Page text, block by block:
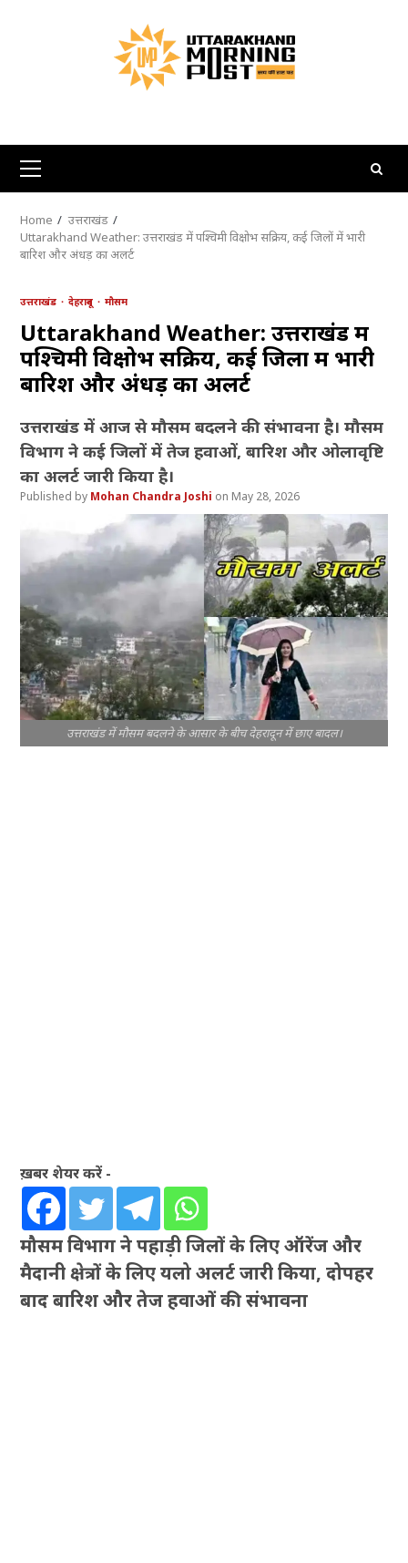
Primary
Menu
Home
उत्तराखंड
Uttarakhand Weather: उत्तराखंड में पश्चिमी विक्षोभ सक्रिय, कई जिलों में भारी
बारिश और अंधड़ का अलर्ट
उत्तराखंड देहरादून मौसम
Uttarakhand Weather: उत्तराखंड में
पश्चिमी विक्षोभ सक्रिय, कई जिलों में भारी
बारिश और अंधड़ का अलर्ट
उत्तराखंड में आज से मौसम बदलने की संभावना है। मौसम
विभाग ने कई जिलों में तेज हवाओं, बारिश और ओलावृष्टि
का अलर्ट जारी किया है।
Mohan Chandra Joshi May 28, 2026
उत्तराखंड में मौसम बदलने के आसार के बीच देहरादून में छाए बादल।
ख़बर शेयर करें -
मौसम विभाग ने पहाड़ी जिलों के लिए ऑरेंज और
मैदानी क्षेत्रों के लिए यलो अलर्ट जारी किया, दोपहर
बाद बारिश और तेज हवाओं की संभावना